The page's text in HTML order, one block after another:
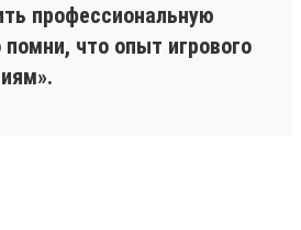
профессиональную
что опыт игрового